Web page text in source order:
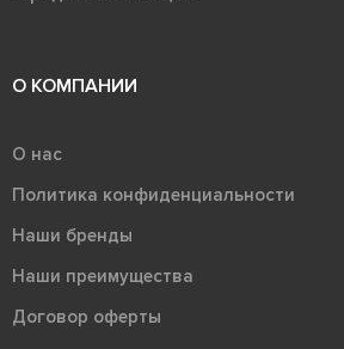
О КОМПАНИИ
О нас
Политика конфиденциальности
Наши бренды
Наши преимущества
Договор оферты